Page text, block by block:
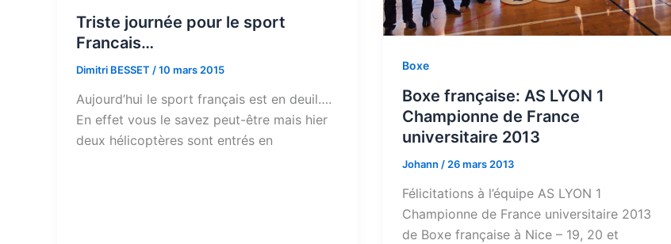
Triste journée pour le sport
Francais…
Dimitri BESSET /10 mars 2015
Aujourd’hui le sport français est en deuil….
En effet vous le savez peut-être mais hier
deux hélicoptères sont entrés en
Boxe
Boxe française: AS LYON 1
Championne de France
universitaire 2013
Johann / 26 mars 2013
Félicitations à l’équipe AS LYON 1
Championne de France universitaire 2013
de Boxe française à Nice – 19, 20 et